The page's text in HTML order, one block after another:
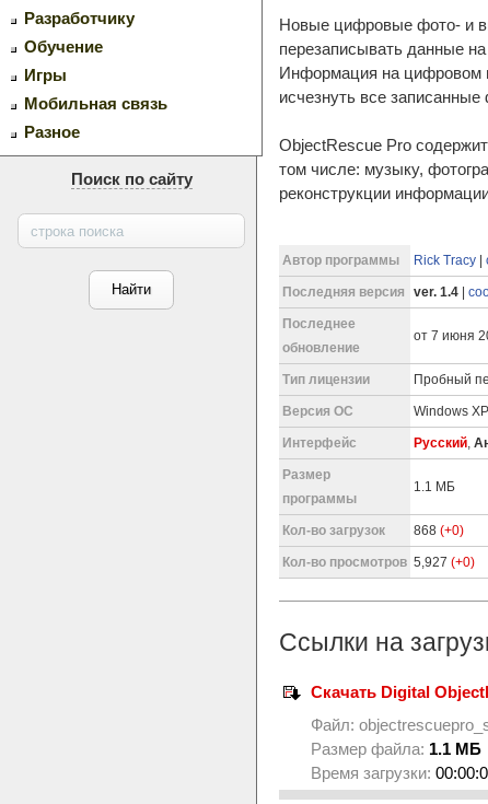
Разработчику
Обучение
Игры
Мобильная связь
Разное
Поиск по сайту
Новые цифровые фото- и
перезаписывать данные
Информация на цифровом
исчезнуть все
ObjectRescue Pro
том числе: музыку,
реконструкции
Автор программы Rick Tracy
Последняя версия ver. 1.4
Последнее
обновление
от 7 июня
Тип лицензии Пробный
Версия ОС Windows
Интерфейс Русский,
Размер
программы
1.1 МБ
Кол-во загрузок 868 (+0)
Кол-во просмотров 5,927 (+0)
Ссылки на
Скачать Digital
Файл:
Размер файла: 1.1 МБ
Время загрузки: